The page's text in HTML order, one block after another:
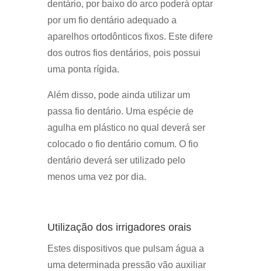
dentário, por baixo do arco poderá optar
por um fio dentário adequado a
aparelhos ortodônticos fixos. Este difere
dos outros fios dentários, pois possui
uma ponta rígida.
Além disso, pode ainda utilizar um
passa fio dentário. Uma espécie de
agulha em plástico no qual deverá ser
colocado o fio dentário comum. O fio
dentário deverá ser utilizado pelo
menos uma vez por dia.
Utilização dos irrigadores orais
Estes dispositivos que pulsam água a
uma determinada pressão vão auxiliar